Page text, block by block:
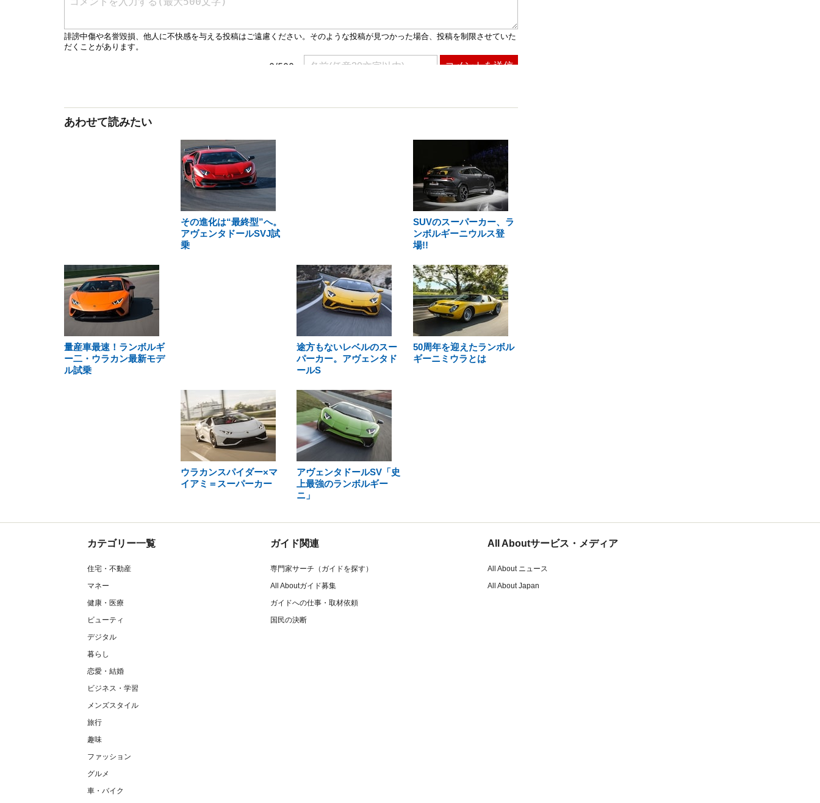
あわせて読みたい
その進化は“最終型”へ。
アヴェンタドールSVJ試
乗
SUVのスーパーカー、ラ
ンボルギーニウルス登
場!!
量産車最速！ランボルギ
ー二・ウラカン最新モデ
ル試乗
途方もないレベルのスー
パーカー。アヴェンタド
ールS
50周年を迎えたランボル
ギーニミウラとは
ウラカンスパイダー×マ
イアミ＝スーパーカー
アヴェンタドールSV「史
上最強のランボルギー
ニ」
カテゴリー一覧
住宅・不動産
マネー
健康・医療
ビューティ
デジタル
暮らし
恋愛・結婚
ビジネス・学習
メンズスタイル
旅行
趣味
ファッション
グルメ
車・バイク
ガイド関連
専門家サーチ（ガイドを探す）
All Aboutガイド募集
ガイドへの仕事・取材依頼
国民の決断
All Aboutサービス・メディア
All About ニュース
All About Japan